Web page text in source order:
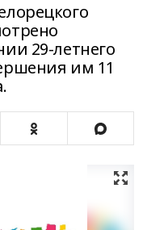
29-летнего
им 11